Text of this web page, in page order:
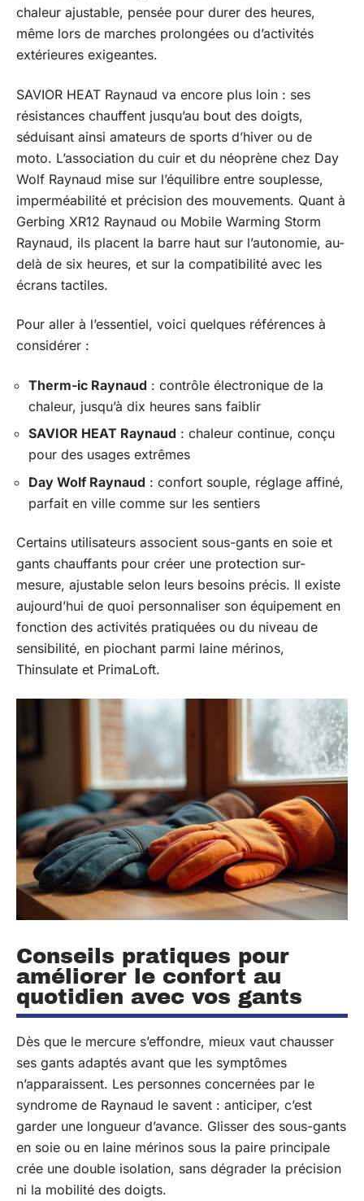
chaleur ajustable, pensée pour durer des heures,
même lors de marches prolongées ou d’activités
extérieures exigeantes.
SAVIOR HEAT Raynaud va encore plus loin : ses
résistances chauffent jusqu’au bout des doigts,
séduisant ainsi amateurs de sports d’hiver ou de
moto. L’association du cuir et du néoprène chez Day
Wolf Raynaud mise sur l’équilibre entre souplesse,
imperméabilité et précision des mouvements. Quant à
Gerbing XR12 Raynaud ou Mobile Warming Storm
Raynaud, ils placent la barre haut sur l’autonomie, au-
delà de six heures, et sur la compatibilité avec les
écrans tactiles.
Pour aller à l’essentiel, voici quelques références à
considérer :
Therm-ic Raynaud : contrôle électronique de la
chaleur, jusqu’à dix heures sans faiblir
SAVIOR HEAT Raynaud : chaleur continue, conçu
pour des usages extrêmes
Day Wolf Raynaud : confort souple, réglage affiné,
parfait en ville comme sur les sentiers
Certains utilisateurs associent sous-gants en soie et
gants chauffants pour créer une protection sur-
mesure, ajustable selon leurs besoins précis. Il existe
aujourd’hui de quoi personnaliser son équipement en
fonction des activités pratiquées ou du niveau de
sensibilité, en piochant parmi laine mérinos,
Thinsulate et PrimaLoft.
Conseils pratiques pour
améliorer le confort au
quotidien avec vos gants
Dès que le mercure s’effondre, mieux vaut chausser
ses gants adaptés avant que les symptômes
n’apparaissent. Les personnes concernées par le
syndrome de Raynaud le savent : anticiper, c’est
garder une longueur d’avance. Glisser des sous-gants
en soie ou en laine mérinos sous la paire principale
crée une double isolation, sans dégrader la précision
ni la mobilité des doigts.